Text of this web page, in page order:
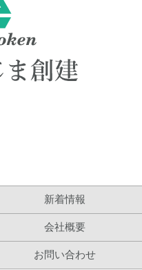
のお知らせ
のお知らせ
のお知らせ
新着情報
会社概要
お問い合わせ